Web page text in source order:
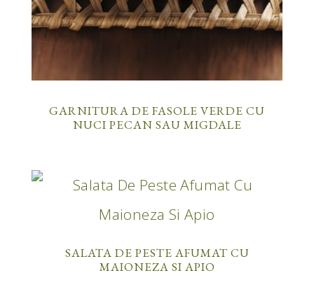
GARNITURA DE FASOLE VERDE CU
NUCI PECAN SAU MIGDALE
SALATA DE PESTE AFUMAT CU
MAIONEZA SI APIO